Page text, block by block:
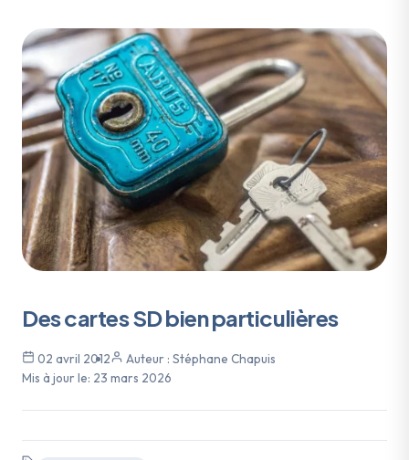
Des cartes SD bien particulières
02 avril 2012
Auteur : Stéphane Chapuis
Mis à jour le: 23 mars 2026